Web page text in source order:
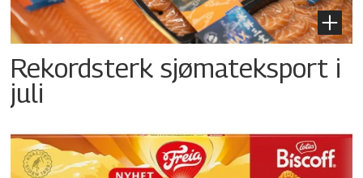
Rekordsterk sjømateksport i
juli